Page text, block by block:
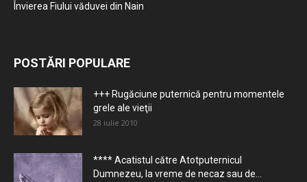
Învierea Fiului văduvei din Nain
POSTĂRI POPULARE
+++ Rugăciune puternică pentru momentele
grele ale vieţii
28 iulie 2010
**** Acatistul către Atotputernicul
Dumnezeu, la vreme de necaz sau de...